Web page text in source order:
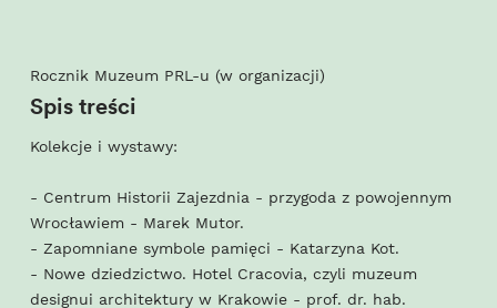
Rocznik Muzeum PRL-u (w organizacji)
Spis treści
Kolekcje i wystawy:
- Centrum Historii Zajezdnia - przygoda z powojennym
Wrocławiem - Marek Mutor.
- Zapomniane symbole pamięci - Katarzyna Kot.
- Nowe dziedzictwo. Hotel Cracovia, czyli muzeum
designui architektury w Krakowie - prof. dr. hab.